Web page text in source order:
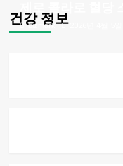
건강 정보
bizmark